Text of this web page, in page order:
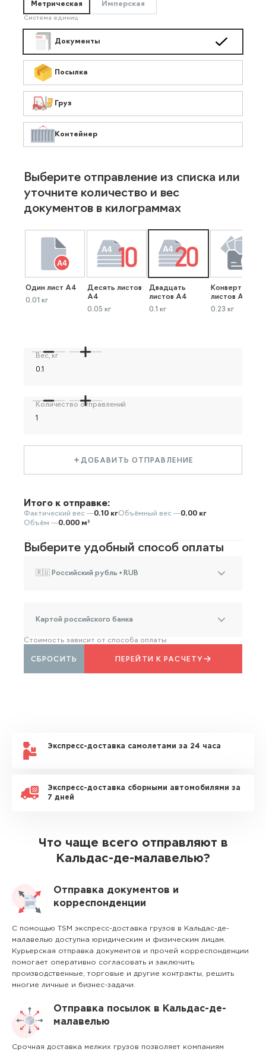
Метрическая Имперская
Система единиц
Документы
Посылка
Груз
Контейнер
Выберите отправление из списка или
уточните количество и вес
документов в килограммах
Один лист А4
0.01 кг
Десять листов
А4
0.05 кг
Двадцать
листов А4
0.1 кг
Конверт до 40
листов А4
0.23 кг
Вес, кг
Количество отправлений
ДОБАВИТЬ ОТПРАВЛЕНИЕ
Итого к отправке:
Фактический вес —0.10 кгОбъёмный вес —0.00 кг
Объём —0.000 м³
Выберите удобный способ оплаты
🇷🇺 Российский рубль • RUB
Картой российского банка
Стоимость зависит от способа оплаты
ПЕРЕЙТИ К РАСЧЕТУ
СБРОСИТЬ
Экспресс-доставка самолетами за 24 часа
Экспресс-доставка сборными автомобилями за
7 дней
Что чаще всего отправляют в
Кальдас-де-малавелью?
Отправка документов и
корреспонденции
С помощью TSM экспресс-доставка грузов в Кальдас-де-
малавелью доступна юридическим и физическим лицам.
Курьерская отправка документов и прочей корреспонденции
помогает оперативно согласовать и заключить
производственные, торговые и другие контракты, решить
многие личные и бизнес-задачи.
Отправка посылок в Кальдас-де-
малавелью
Срочная доставка мелких грузов позволяет компаниям